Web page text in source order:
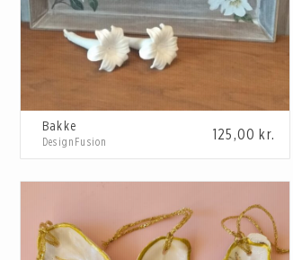
Bakke
125,00 kr.
DesignFusion